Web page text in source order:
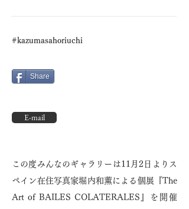
#kazumasahoriuchi
Share
E-mail
この度みんなのギャラリーは11月2日よりス
ペイン在住写真家堀内和薫による個展『The
Art of BAILES COLATERALES』を開催